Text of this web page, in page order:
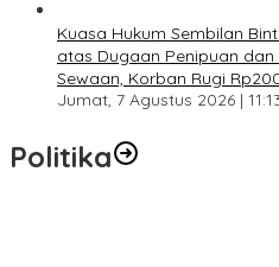
Kuasa Hukum Sembilan
atas Dugaan Penipuan
Sewaan, Korban Rugi
Jumat, 7 Agustus 2026 |
Politika